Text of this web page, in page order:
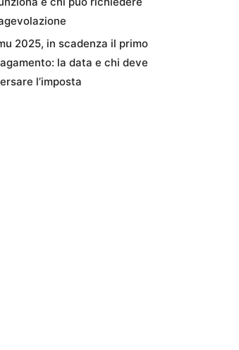
2025, in scadenza il primo
la data e chi deve
l’imposta